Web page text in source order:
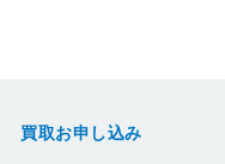
買取お申し込み